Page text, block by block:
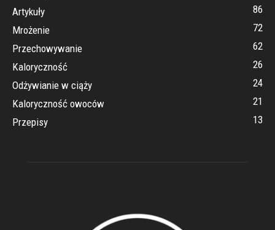
Artykuły
86
Mrożenie
72
Przechowywanie
62
Kaloryczność
26
Odżywianie w ciąży
24
Kaloryczność owoców
21
Przepisy
13